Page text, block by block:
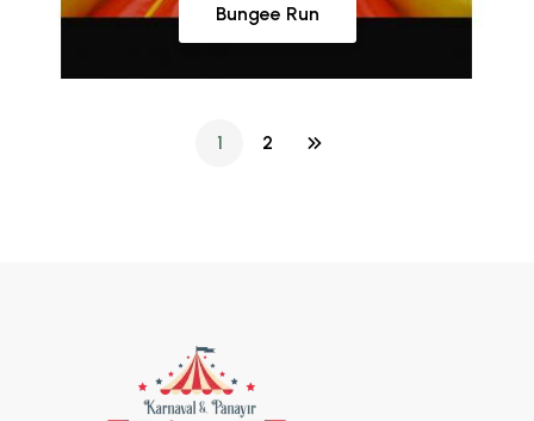
Bungee Run
1(current)
2